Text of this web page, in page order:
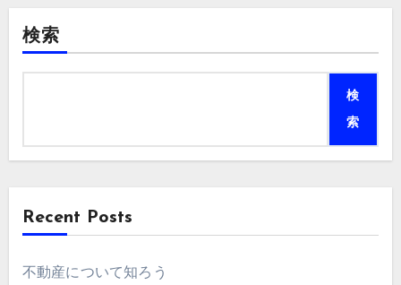
検索
検
索
Recent Posts
不動産について知ろう